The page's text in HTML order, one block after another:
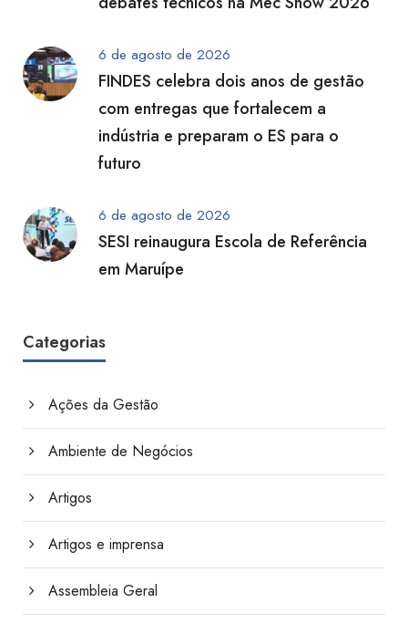
6 de agosto de 2026
FINDES celebra dois anos de gestão
com entregas que fortalecem a
indústria e preparam o ES para o
futuro
6 de agosto de 2026
SESI reinaugura Escola de Referência
em Maruípe
Categorias
Ações da Gestão
Ambiente de Negócios
Artigos
Artigos e imprensa
Assembleia Geral